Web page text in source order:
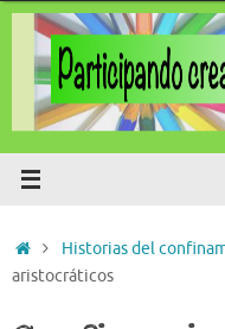
Saltar
contenido
InicioHistorias del
aristocráticos